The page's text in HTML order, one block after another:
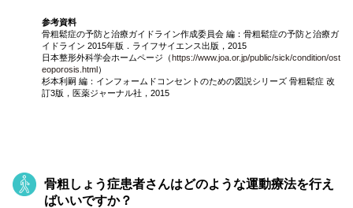
参考資料
骨粗鬆症の予防と治療ガイドライン作成委員会 編：骨粗鬆症の予防と治療ガ
イドライン 2015年版．ライフサイエンス出版，2015
日本整形外科学会ホームページ（https://www.joa.or.jp/public/sick/condition/ost
eoporosis.html ）
杉本利嗣 編：インフォームドコンセントのための図説シリーズ 骨粗鬆症 改
訂3版，医薬ジャーナル社，2015
骨粗しょう症患者さんはどのような運動療法を行え
ばいいですか？